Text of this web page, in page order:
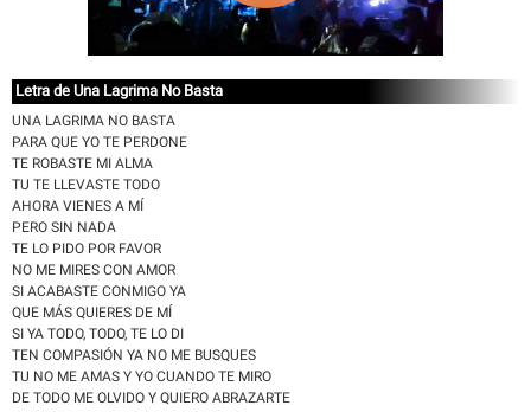
Letra de Una Lagrima No Basta
UNA LAGRIMA NO BASTA
PARA QUE YO TE PERDONE
TE ROBASTE MI ALMA
TU TE LLEVASTE TODO
AHORA VIENES A MÍ
PERO SIN NADA
TE LO PIDO POR FAVOR
NO ME MIRES CON AMOR
SI ACABASTE CONMIGO YA
QUE MÁS QUIERES DE MÍ
SI YA TODO, TODO, TE LO DI
TEN COMPASIÓN YA NO ME BUSQUES
TU NO ME AMAS Y YO CUANDO TE MIRO
DE TODO ME OLVIDO Y QUIERO ABRAZARTE